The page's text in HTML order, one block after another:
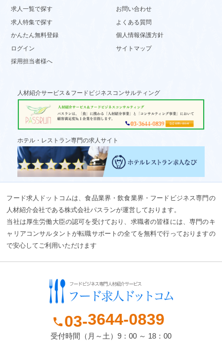
求人一覧で探す
求人特集で探す
かんたん無料登録
ログイン
採用担当者様へ
お問い合わせ
よくある質問
個人情報保護方針
サイトマップ
人材紹介サービス＆フードビジネスコンサルティング
ホテル・レストラン専門の求人サイト
フード求人ドットコムは、食品業界・飲食業界・フードビジネス専門の
人材紹介会社である株式会社パスランが運営しております。
当社は厚生労働大臣の認可を受けており、求職者の皆様には、専門のキ
ャリアコンサルタントが転職サポートの全てを無料で行っておりますの
で安心してご利用いただけます
phone 03-3644-0839
受付時間（月～土）9：00 ～ 18：00